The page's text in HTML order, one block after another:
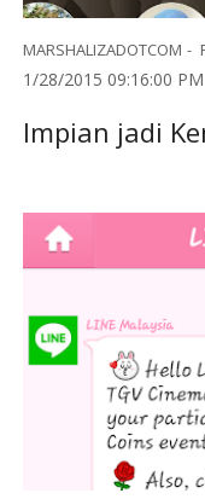
MARSHALIZADOTCOM
1/28/2015 09:16:00 PM
Impian jadi